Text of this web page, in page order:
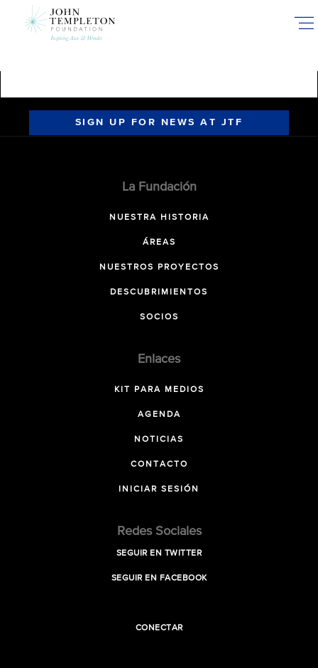
SIGN UP FOR NEWS AT JTF
La Fundación
NUESTRA HISTORIA
ÁREAS
NUESTROS PROYECTOS
DESCUBRIMIENTOS
SOCIOS
Enlaces
KIT PARA MEDIOS
AGENDA
NOTICIAS
CONTACTO
INICIAR SESIÓN
Redes Sociales
SEGUIR EN TWITTER
SEGUIR EN FACEBOOK
CONECTAR